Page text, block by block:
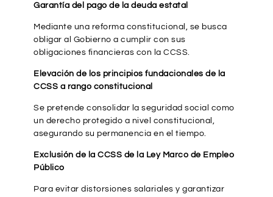
Garantía del pago de la deuda estatal
Mediante una reforma constitucional, se busca
obligar al Gobierno a cumplir con sus
obligaciones financieras con la CCSS.
Elevación de los principios fundacionales de la
CCSS a rango constitucional
Se pretende consolidar la seguridad social como
un derecho protegido a nivel constitucional,
asegurando su permanencia en el tiempo.
Exclusión de la CCSS de la Ley Marco de Empleo
Público
Para evitar distorsiones salariales y garantizar